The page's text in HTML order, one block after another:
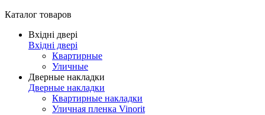
Каталог товаров
Вхідні двері
Вхідні двері
Квартирные
Уличные
Дверные накладки
Дверные накладки
Квартирные накладки
Уличная пленка Vinorit